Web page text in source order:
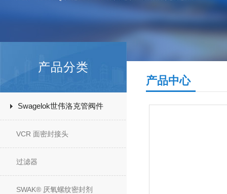
产品分类
Swagelok世伟洛克管阀件
VCR 面密封接头
过滤器
SWAK® 厌氧螺纹密封剂
产品中心